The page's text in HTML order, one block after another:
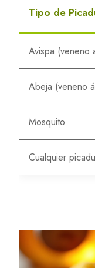
Tipo de
Avispa (veneno
Abeja (veneno
Mosquito
Cualquier